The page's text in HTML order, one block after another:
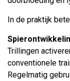
In de praktijk
Trillingen
conventionele
Regelmatig